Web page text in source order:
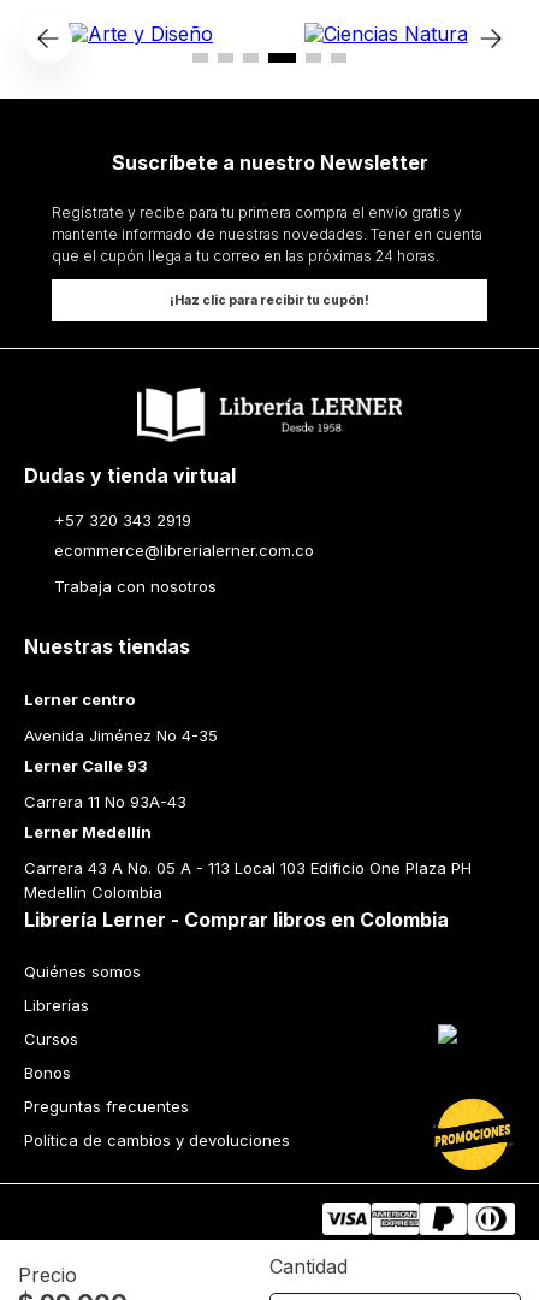
Precio Cantidad
Suscríbete a nuestro Newsletter
Regístrate y recibe para tu primera compra el envío gratis y
mantente informado de nuestras novedades. Tener en cuenta
que el cupón llega a tu correo en las próximas 24 horas.
¡Haz clic para recibir tu cupón!
Dudas y tienda virtual
+57 320 343 2919
ecommerce@librerialerner.com.co
Trabaja con nosotros
Nuestras tiendas
Lerner centro
Avenida Jiménez No 4-35
Lerner Calle 93
Carrera 11 No 93A-43
Lerner Medellín
Carrera 43 A No. 05 A - 113 Local 103 Edificio One Plaza PH
Medellín Colombia
Librería Lerner - Comprar libros en Colombia
Quiénes somos
Librerías
Cursos
Bonos
Preguntas frecuentes
Política de cambios y devoluciones